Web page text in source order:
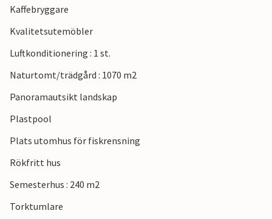
Kaffebryggare
Kvalitetsutemöbler
Luftkonditionering : 1 st.
Naturtomt/trädgård : 1070 m2
Panoramautsikt landskap
Plastpool
Plats utomhus för fiskrensning
Rökfritt hus
Semesterhus : 240 m2
Torktumlare